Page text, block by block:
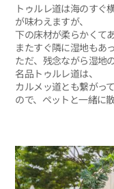
トゥルレ道は海のすぐ
が味わえますが、
下の床材が柔らかくて
またすぐ隣に湿地もあ
ただ、残念ながら湿地
名品トゥルレ道は、
カルメッ道とも繋がっ
ので、ペットと一緒に